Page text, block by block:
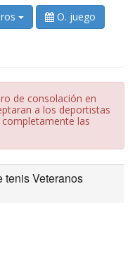
O. juego
de consolación en
a los deportistas
las
tenis Veteranos